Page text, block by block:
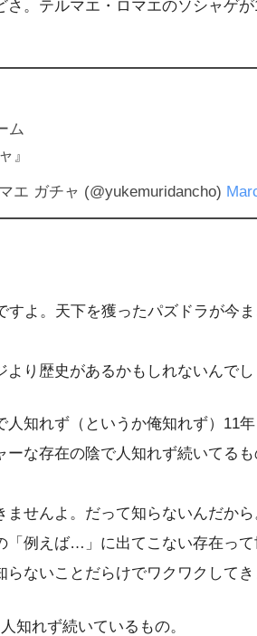
。テルマエ・ロマエのソシャゲが
ム
』
エ ガチャ (@yukemuridancho)
すよ。天下を獲ったパズドラが今
り歴史があるかもしれないんでし
人知れず（というか俺知れず）11
な存在の陰で人知れず続いてる
せんよ。だって知らないんだから
「例えば…」に出てこない存在っ
ないことだらけでワクワクしてき
知れず続いているもの。